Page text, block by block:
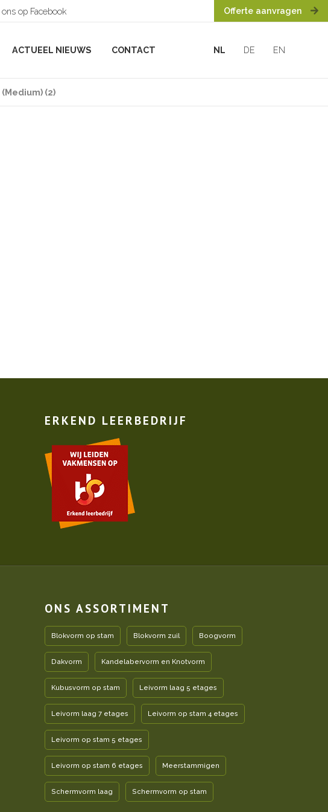
op Facebook Offerte aanvragen
ACTUEEL NIEUWS CONTACT NL DE EN
(2)
ERKEND LEERBEDRIJF
ONS ASSORTIMENT
Blokvorm op stam Blokvorm zuil Boogvorm
Dakvorm Kandelabervorm en Knotvorm
Kubusvorm op stam Leivorm laag 5 etages
Leivorm laag 7 etages Leivorm op stam 4 etages
Leivorm op stam 5 etages
Leivorm op stam 6 etages Meerstammigen
Schermvorm laag Schermvorm op stam